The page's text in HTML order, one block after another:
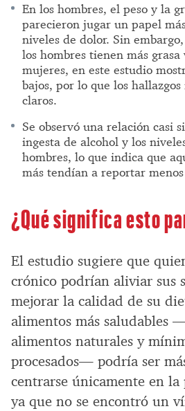
En los hombres, el peso y la
parecieron jugar un papel
niveles de dolor. Sin
los hombres tienen más
mujeres, en este estudio
bajos, por lo que los
claros.
Se observó una relación casi
ingesta de alcohol y los
hombres, lo que indica que
más tendían a reportar
¿Qué significa esto
El estudio sugiere que
crónico podrían aliviar sus
mejorar la calidad de su
alimentos más saludables
alimentos naturales y
procesados— podría ser
centrarse únicamente en la
ya que no se encontró un